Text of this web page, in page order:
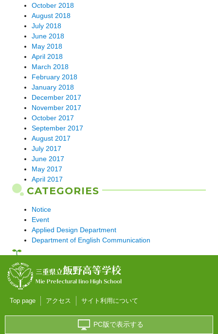
October 2018
August 2018
July 2018
June 2018
May 2018
April 2018
March 2018
February 2018
January 2018
December 2017
November 2017
October 2017
September 2017
August 2017
July 2017
June 2017
May 2017
April 2017
CATEGORIES
Notice
Event
Applied Design Department
Department of English Communication
三重県立飯野高等学校
Mie Prefectural Iino High School
Top page アクセス サイト利用について
PC版で表示する